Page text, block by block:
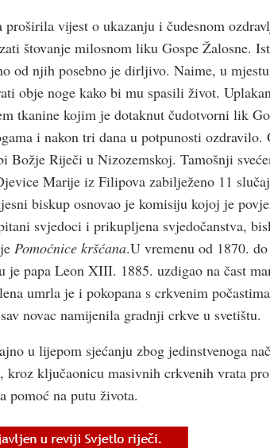
proširila vijest o ukazanju i čudesnom
štovanje milosnom liku Gospe Žalosne.
od njih posebno je dirljivo. Naime, u
obje noge kako bi mu spasili život.
tkanine kojim je dotaknut čudotvorni lik
i nakon tri dana u potpunosti ozdravilo.
Božje Riječi u Nizozemskoj. Tamošnji
Marije iz Filipova zabilježeno 11
biskup osnovao je komisiju kojoj je
svjedoci i prikupljena svjedočanstva,
Pomoćnice kršćana.U vremenu od 1870.
je papa Leon XIII. 1885. uzdigao na čast
umrla je i pokopana s crkvenim
novac namijenila gradnji crkve u svetištu.
u lijepom sjećanju zbog jedinstvenoga
kroz ključaonicu masivnih crkvenih vrata
pomoć na putu života.